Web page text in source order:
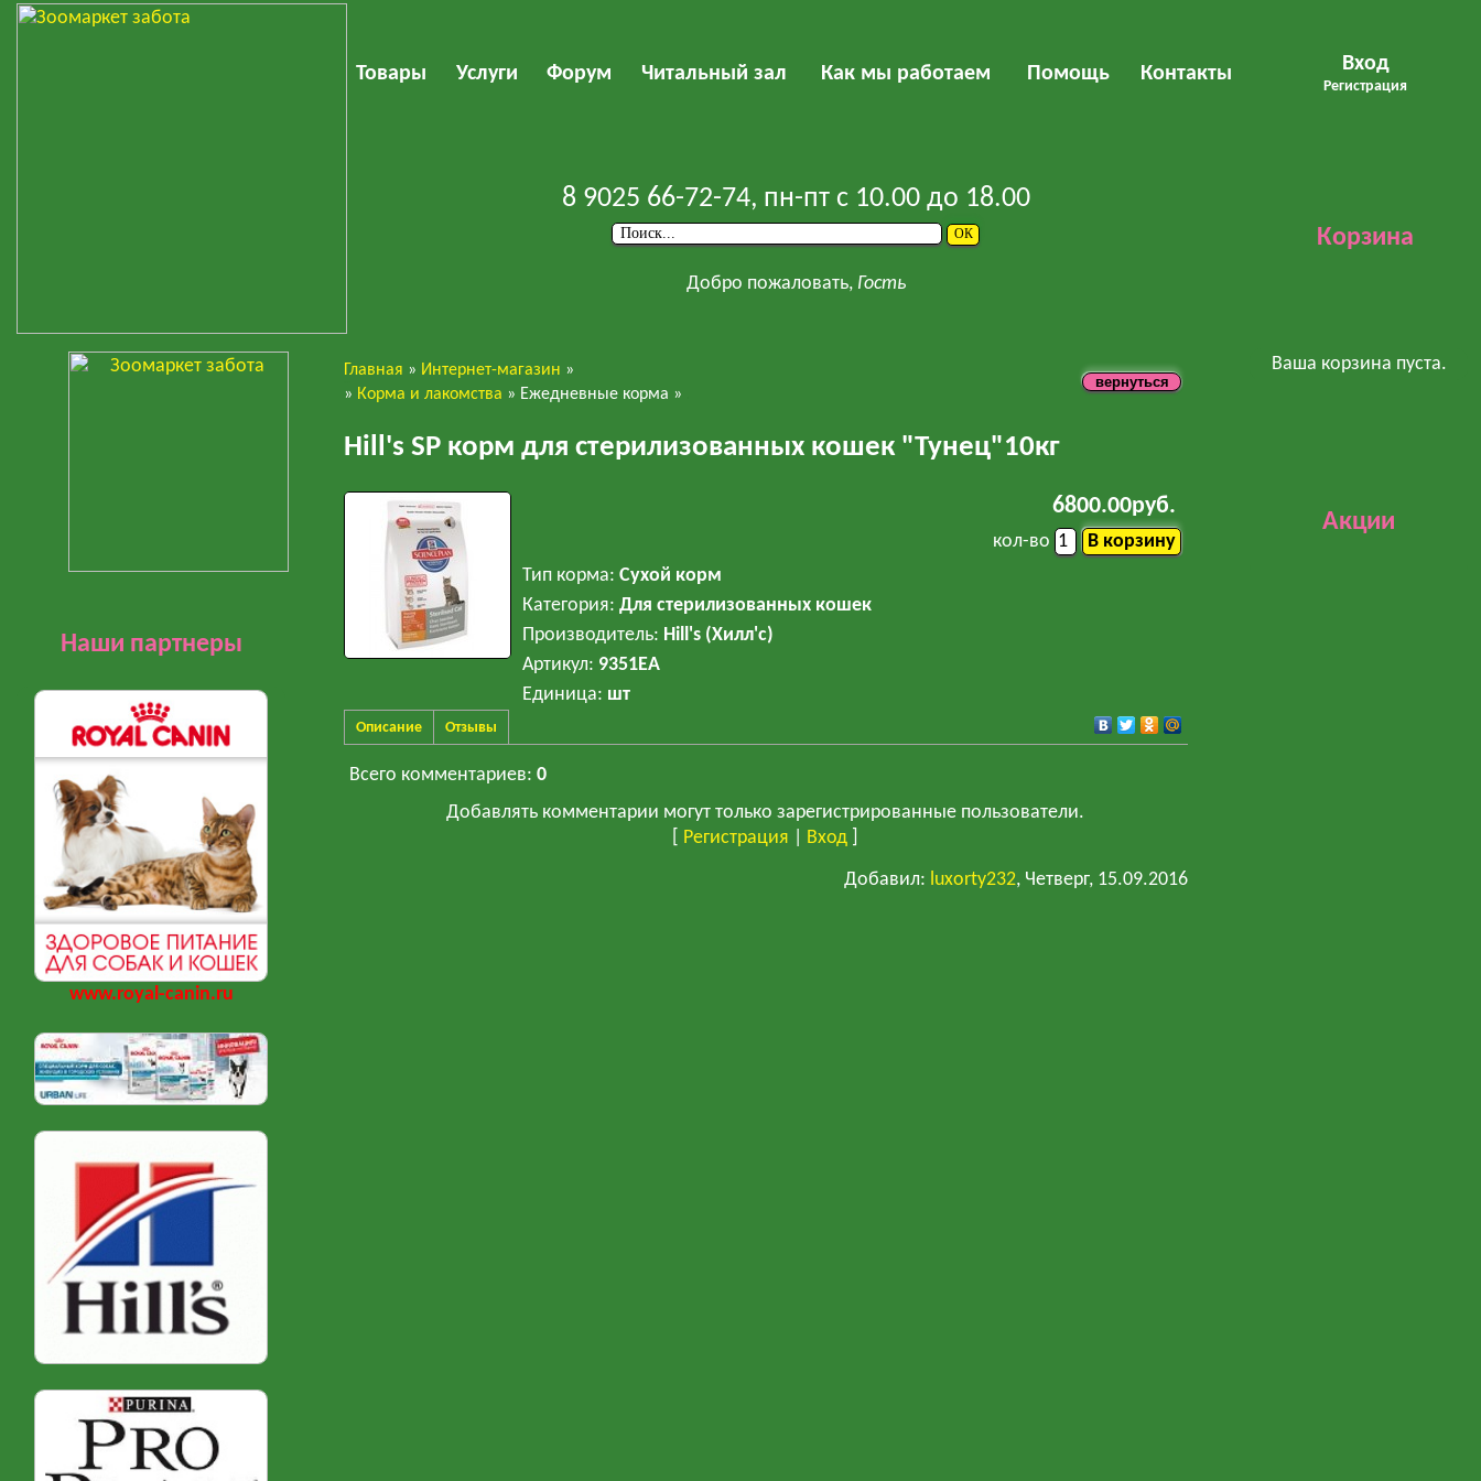
Товары Услуги Форум Читальный зал Как мы работаем Помощь Контакты Вход
Регистрация
8 9025 66-72-74, пн-пт с 10.00 до 18.00
Добро пожаловать, Гость
Корзина
Наши партнеры
www.royal-canin.ru
Ваша корзина пуста.
Акции
Главная » Интернет-магазин »
» Корма и лакомства » Ежедневные корма »
Hill's SP корм для стерилизованных кошек "Тунец"10кг
6800.00руб.
кол-во
Тип корма: Сухой корм
Категория: Для стерилизованных кошек
Производитель: Hill's (Хилл'c)
Артикул: 9351EA
Единица: шт
Описание Отзывы
Всего комментариев: 0
Добавлять комментарии могут только зарегистрированные пользователи.
Регистрация Вход
Добавил: luxorty232, Четверг, 15.09.2016